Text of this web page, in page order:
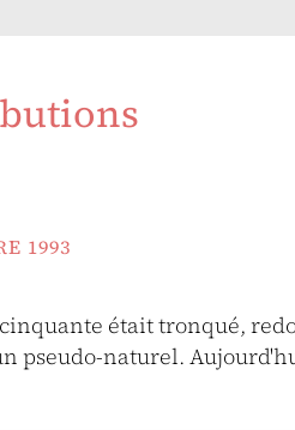
1993
était tronqué,
pseudo-naturel.